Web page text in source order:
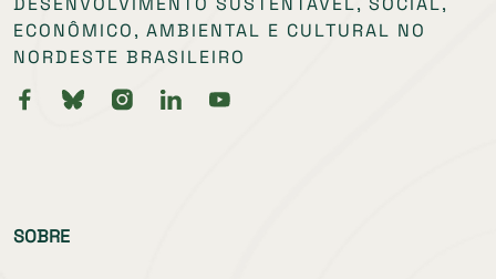
ECONÔMICO, AMBIENTAL E CULTURAL NO
NORDESTE BRASILEIRO
SOBRE